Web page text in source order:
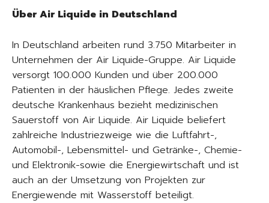
Über Air Liquide in Deutschland
In Deutschland arbeiten rund 3.750 Mitarbeiter in
Unternehmen der Air Liquide-Gruppe. Air Liquide
versorgt 100.000 Kunden und über 200.000
Patienten in der häuslichen Pflege. Jedes zweite
deutsche Krankenhaus bezieht medizinischen
Sauerstoff von Air Liquide. Air Liquide beliefert
zahlreiche Industriezweige wie die Luftfahrt-,
Automobil-, Lebensmittel- und Getränke-, Chemie-
und Elektronik-sowie die Energiewirtschaft und ist
auch an der Umsetzung von Projekten zur
Energiewende mit Wasserstoff beteiligt.